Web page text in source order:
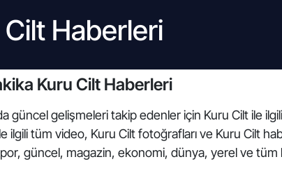
Haberleri
Kuru Cilt Haberleri
güncel gelişmeleri takip edenler için Kuru Cilt ile
ilgili tüm video, Kuru Cilt fotoğrafları ve Kuru Cilt
güncel, magazin, ekonomi, dünya, yerel ve